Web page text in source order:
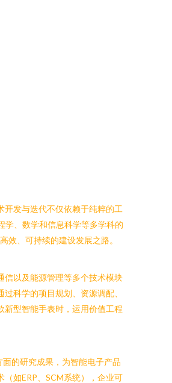
发与迭代不仅依赖于纯粹的工
学、数学和信息科学等多学科的
、可持续的建设发展之路。
信以及能源管理等多个技术模块
科学的项目规划、资源调配、
新型智能手表时，运用价值工程
的研究成果，为智能电子产品
如ERP、SCM系统），企业可